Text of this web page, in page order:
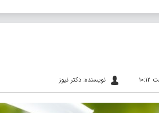
نویسنده: دکتر نیوز